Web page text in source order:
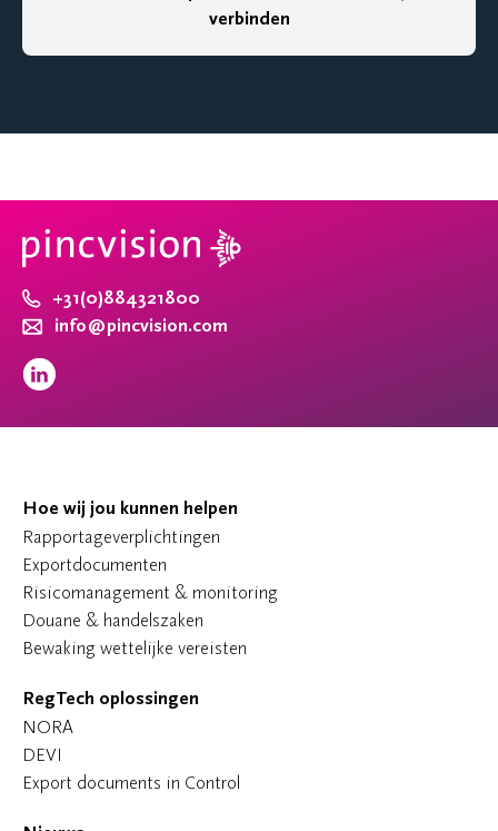
verbinden
+31(0)884321800
info@pincvision.com
Hoe wij jou kunnen helpen
Rapportageverplichtingen
Exportdocumenten
Risicomanagement & monitoring
Douane & handelszaken
Bewaking wettelijke vereisten
RegTech oplossingen
NORA
DEVI
Export documents in Control